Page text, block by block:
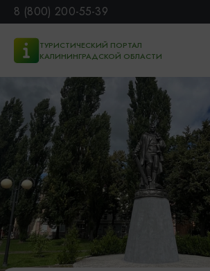
8 (800) 200-55-39
ТУРИСТИЧЕСКИЙ ПОРТАЛ
КАЛИНИНГРАДСКОЙ ОБЛАСТИ